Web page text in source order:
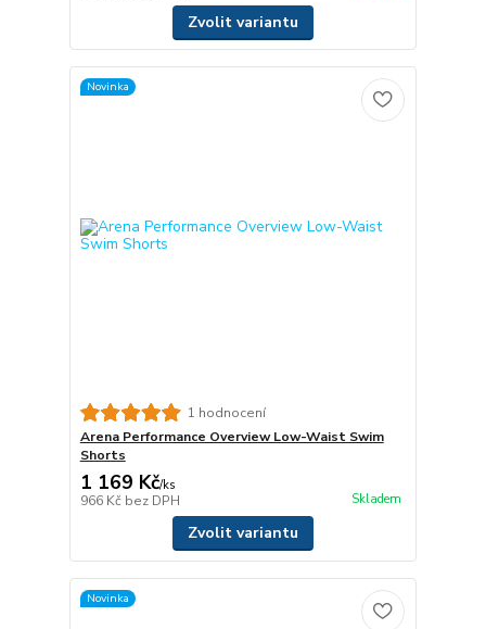
Zvolit variantu
Novinka
1 hodnocení
Arena Performance Overview Low-Waist Swim
Shorts
1 169 Kč/ks
966 Kč bez DPH Skladem
Zvolit variantu
Novinka